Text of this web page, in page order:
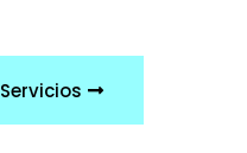
Servicios